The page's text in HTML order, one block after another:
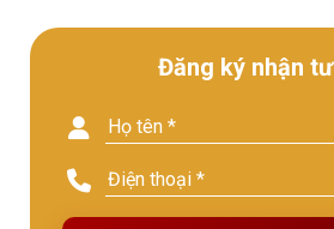
Đăng ký nhận